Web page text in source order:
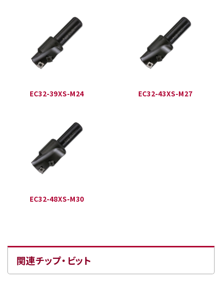
EC32-39XS-M24 EC32-43XS-M27
EC32-48XS-M30
関連チップ・ビット